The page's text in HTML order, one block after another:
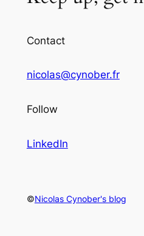
Contact
nicolas@cynober.fr
Follow
LinkedIn
©Nicolas Cynober's blog